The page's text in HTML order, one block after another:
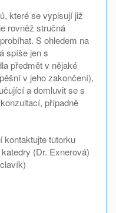
které se vypisují již
rovněž stručná
S ohledem na
spíše jen s
předmět v nějaké
v jeho zakončení),
a domluvit se s
případně
kontaktujte tutorku
(Dr. Exnerová)